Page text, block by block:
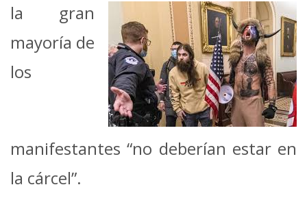
la gran
mayoría de
los
manifestantes “no deberían estar en
la cárcel”.